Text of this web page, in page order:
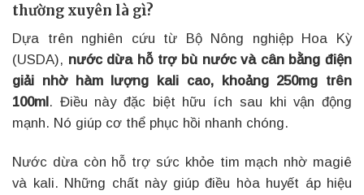
thường xuyên là gì?
Dựa trên nghiên cứu từ Bộ Nông nghiệp Hoa Kỳ
(USDA), nước dừa hỗ trợ bù nước và cân bằng điện
giải nhờ hàm lượng kali cao, khoảng 250mg trên
100ml. Điều này đặc biệt hữu ích sau khi vận động
mạnh. Nó giúp cơ thể phục hồi nhanh chóng.
Nước dừa còn hỗ trợ sức khỏe tim mạch nhờ magiê
và kali. Những chất này giúp điều hòa huyết áp hiệu